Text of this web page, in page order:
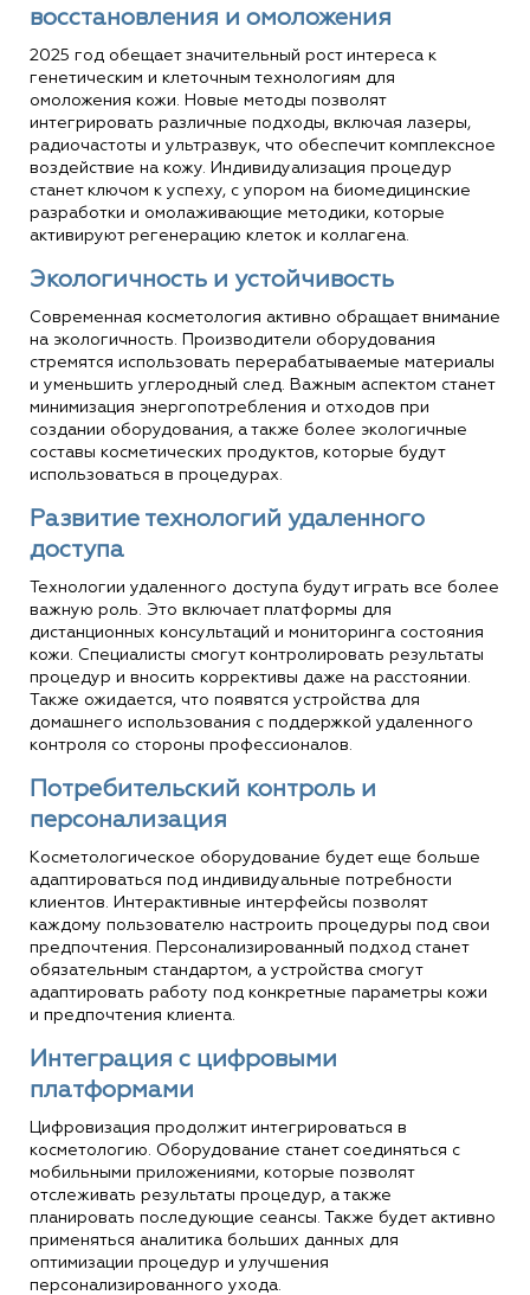
восстановления и омоложения
2025 год обещает значительный рост интереса к
генетическим и клеточным технологиям для
омоложения кожи. Новые методы позволят
интегрировать различные подходы, включая лазеры,
радиочастоты и ультразвук, что обеспечит комплексное
воздействие на кожу. Индивидуализация процедур
станет ключом к успеху, с упором на биомедицинские
разработки и омолаживающие методики, которые
активируют регенерацию клеток и коллагена.
Экологичность и устойчивость
Современная косметология активно обращает внимание
на экологичность. Производители оборудования
стремятся использовать перерабатываемые материалы
и уменьшить углеродный след. Важным аспектом станет
минимизация энергопотребления и отходов при
создании оборудования, а также более экологичные
составы косметических продуктов, которые будут
использоваться в процедурах.
Развитие технологий удаленного
доступа
Технологии удаленного доступа будут играть все более
важную роль. Это включает платформы для
дистанционных консультаций и мониторинга состояния
кожи. Специалисты смогут контролировать результаты
процедур и вносить коррективы даже на расстоянии.
Также ожидается, что появятся устройства для
домашнего использования с поддержкой удаленного
контроля со стороны профессионалов.
Потребительский контроль и
персонализация
Косметологическое оборудование будет еще больше
адаптироваться под индивидуальные потребности
клиентов. Интерактивные интерфейсы позволят
каждому пользователю настроить процедуры под свои
предпочтения. Персонализированный подход станет
обязательным стандартом, а устройства смогут
адаптировать работу под конкретные параметры кожи
и предпочтения клиента.
Интеграция с цифровыми
платформами
Цифровизация продолжит интегрироваться в
косметологию. Оборудование станет соединяться с
мобильными приложениями, которые позволят
отслеживать результаты процедур, а также
планировать последующие сеансы. Также будет активно
применяться аналитика больших данных для
оптимизации процедур и улучшения
персонализированного ухода.